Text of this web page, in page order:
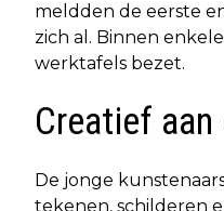
meldden de eerste
zich al. Binnen
werktafels bezet.
Creatief aan
De jonge
tekenen, schilderen